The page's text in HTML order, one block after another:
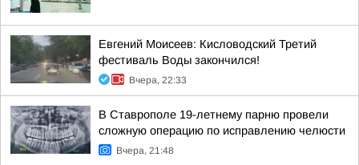
Евгений Моисеев: Кисловодский Третий
фестиваль Воды закончился!
Вчера, 22:33
В Ставрополе 19-летнему парню провели
сложную операцию по исправлению челюсти
Вчера, 21:48